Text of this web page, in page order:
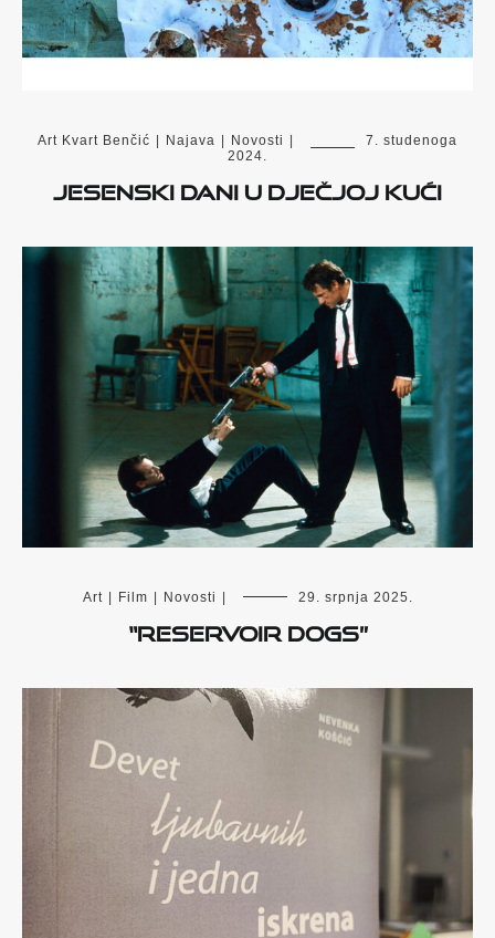
Art Kvart Benčić Najava Novosti
7. studenoga
2024.
JESENSKI DANI U DJEČJOJ KUĆI
Art Film Novosti 29. srpnja 2025.
“Reservoir Dogs”